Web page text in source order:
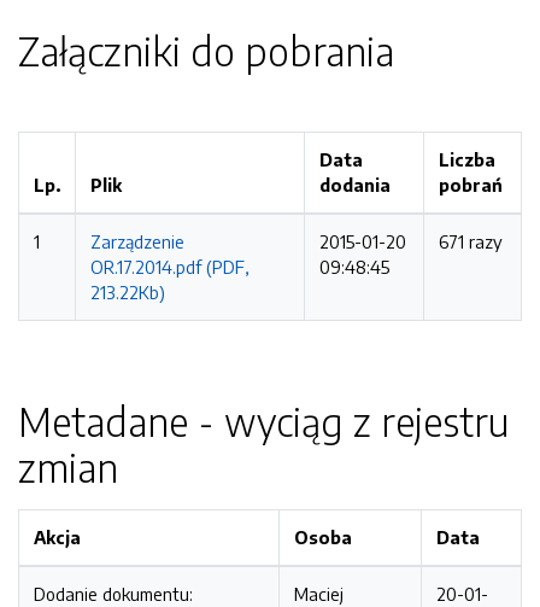
Załączniki do pobrania
Lp. Plik
Data
dodania
Liczba
pobrań
1
Zarządzenie
OR.17.2014.pdf (PDF,
213.22Kb)
2015-01-20
09:48:45
671 razy
Metadane - wyciąg z rejestru
zmian
Akcja Osoba Data
Dodanie dokumentu:
Maciej
20-01-